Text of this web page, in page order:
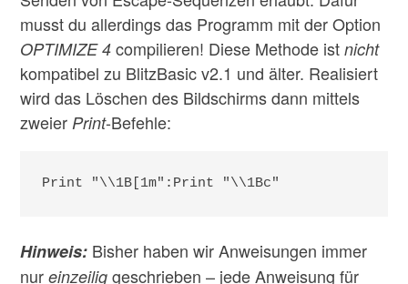
musst du allerdings das Programm mit der Option
OPTIMIZE 4 compilieren! Diese Methode istnicht
kompatibel zu BlitzBasic v2.1 und älter. Realisiert
wird das Löschen des Bildschirms dann mittels
zweier Print-Befehle:
Print "\\1B[1m":Print "\\1Bc"
Hinweis: Bisher haben wir Anweisungen immer
nureinzeilig geschrieben – jede Anweisung für